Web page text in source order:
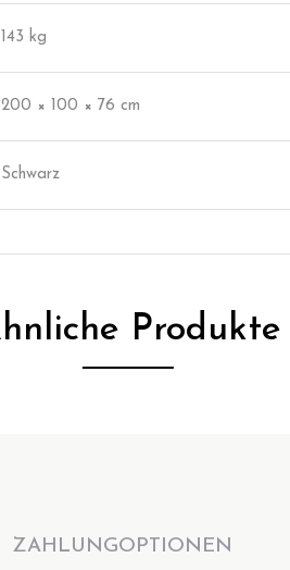
143 kg
200 × 100 × 76 cm
Schwarz
Produkte
ZAHLUNGOPTIONEN